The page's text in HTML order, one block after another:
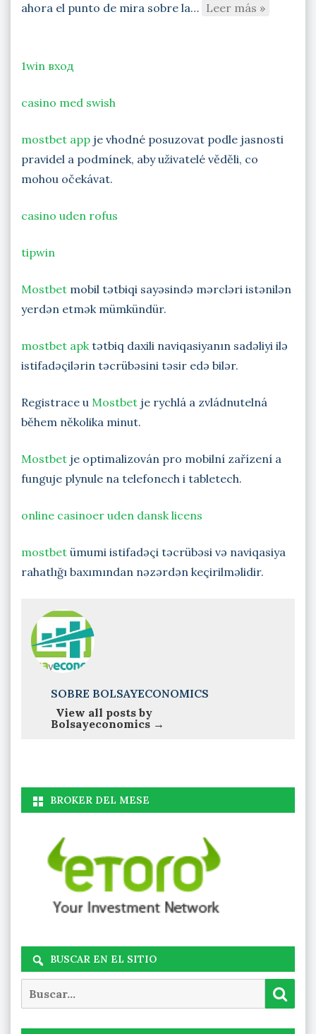
ahora el punto de mira sobre la… Leer más »
1win вход
casino med swish
mostbet app je vhodné posuzovat podle jasnosti
pravidel a podmínek, aby uživatelé věděli, co
mohou očekávat.
casino uden rofus
tipwin
Mostbet mobil tətbiqi sayəsində mərcləri istənilən
yerdən etmək mümkündür.
mostbet apktətbiq daxili naviqasiyanın sadəliyi ilə
istifadəçilərin təcrübəsini təsir edə bilər.
Registrace u Mostbet je rychlá a zvládnutelná
během několika minut.
Mostbet je optimalizován pro mobilní zařízení a
funguje plynule na telefonech i tabletech.
online casinoer uden dansk licens
mostbet ümumi istifadəçi təcrübəsi və naviqasiya
rahatlığı baxımından nəzərdən keçirilməlidir.
SOBRE BOLSAYECONOMICS
View all posts by
Bolsayeconomics →
BROKER DEL MESE
BUSCAR EN EL SITIO